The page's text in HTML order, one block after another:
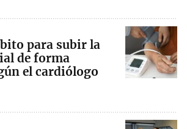
para subir la
de forma
el cardiólogo